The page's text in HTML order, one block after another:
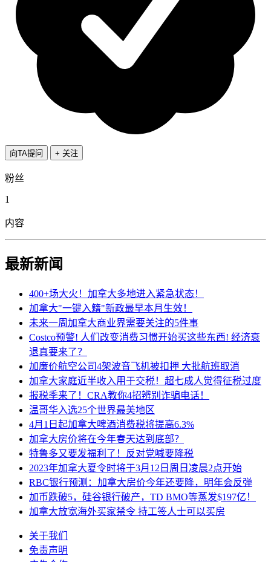
向TA提问 + 关注
粉丝
1
内容
最新新闻
400+场大火！加拿大多地进入紧急状态！
加拿大"一键入籍"新政最早本月生效！
未来一周加拿大商业界需要关注的5件事
Costco预警! 人们改变消费习惯开始买这些东西! 经济衰
退真要来了？
加廉价航空公司4架波音飞机被扣押 大批航班取消
加拿大家庭近半收入用于交税！超七成人觉得征税过度
报税季来了！CRA教你4招辨别诈骗电话！
温哥华入选25个世界最美地区
4月1日起加拿大啤酒消费税将提高6.3%
加拿大房价将在今年春天达到底部？
特鲁多又要发福利了！反对党喊要降税
2023年加拿大夏令时将于3月12日周日凌晨2点开始
RBC银行预测：加拿大房价今年还要降，明年会反弹
加币跌破5，硅谷银行破产，TD BMO等蒸发$197亿！
加拿大放宽海外买家禁令 持工签人士可以买房
关于我们
免责声明